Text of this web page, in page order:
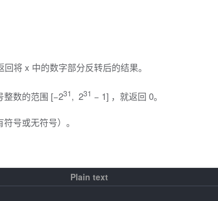
将 x 中的数字部分反转后的结果。
整数的范围 [−231, 231 − 1] ，就返回 0。
号或无符号）。